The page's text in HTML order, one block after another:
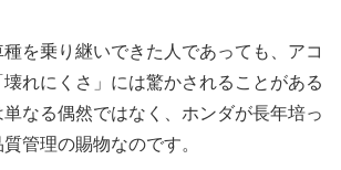
を乗り継いできた人であっても、アコ
れにくさ」には驚かされることがある
なる偶然ではなく、ホンダが長年培っ
管理の賜物なのです。